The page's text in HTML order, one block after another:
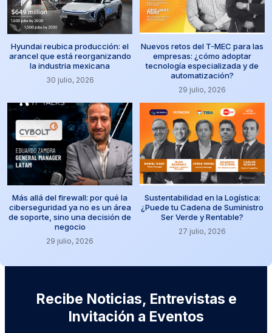
Hyundai reubica producción: el
arancel que está reorganizando
la industria mexicana
30 julio, 2026
Nuevos retos del T-MEC para las
empresas: ¿cómo adoptar
tecnología especializada y de
automatización?
29 julio, 2026
Más allá del firewall: por qué la
ciberseguridad ya no es un área
de soporte, sino una decisión de
negocio
29 julio, 2026
Sustentabilidad en la Logística:
¿Puede tu Cadena de Suministro
Ser Verde y Rentable?
27 julio, 2026
Recibe Noticias, Entrevistas e
Invitación a Eventos